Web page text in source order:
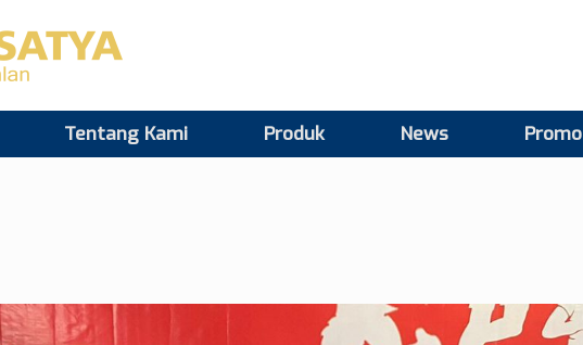
Tentang Kami Produk News Promo